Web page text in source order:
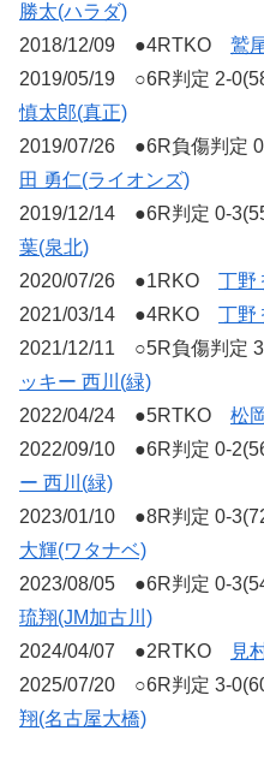
勝太(ハラダ)
2018/12/09 ●4RTKO 鷲
2019/05/19 ○6R判定 2-
慎太郎(真正)
2019/07/26 ●6R負傷判定
田 勇仁(ライオンズ)
2019/12/14 ●6R判定 0-
葉(泉北)
2020/07/26 ●1RKO 丁野
2021/03/14 ●4RKO 丁野
2021/12/11 ○5R負傷判定
ッキー 西川(緑)
2022/04/24 ●5RTKO 松
2022/09/10 ●6R判定 0-
ー 西川(緑)
2023/01/10 ●8R判定 0-
大輝(ワタナベ)
2023/08/05 ●6R判定 0-
琉翔(JM加古川)
2024/04/07 ●2RTKO
見
2025/07/20 ○6R判定 3-
翔(名古屋大橋)